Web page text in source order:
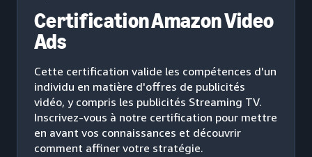
Certification Amazon Video
Ads
Cette certification valide les compétences d'un
individu en matière d'offres de publicités
vidéo, y compris les publicités Streaming TV.
Inscrivez-vous à notre certification pour mettre
en avant vos connaissances et découvrir
comment affiner votre stratégie.